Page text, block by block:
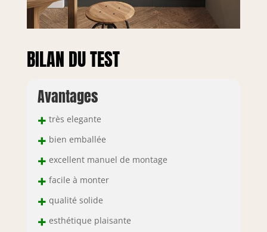
BILAN DU TEST
Avantages
+ très elegante
+ bien emballée
+ excellent manuel de montage
+ facile à monter
+ qualité solide
+ esthétique plaisante